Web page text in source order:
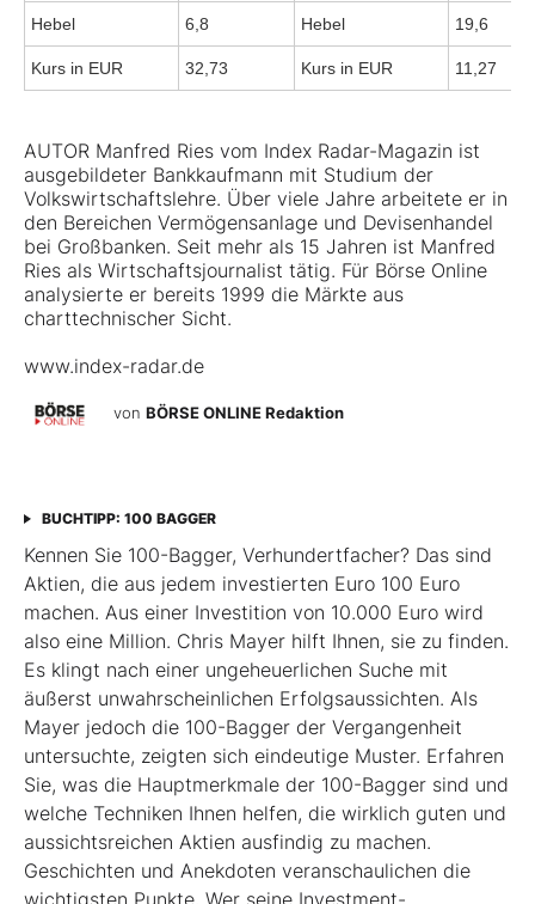
Hebel 6,8 Hebel 19,6
Kurs in EUR 32,73 Kurs in EUR 11,27
AUTOR Manfred Ries vom Index Radar-Magazin ist
ausgebildeter Bankkaufmann mit Studium der
Volkswirtschaftslehre. Über viele Jahre arbeitete er in
den Bereichen Vermögensanlage und Devisenhandel
bei Großbanken. Seit mehr als 15 Jahren ist Manfred
Ries als Wirtschaftsjournalist tätig. Für Börse Online
analysierte er bereits 1999 die Märkte aus
charttechnischer Sicht.
www.index-radar.de
von BÖRSE ONLINE Redaktion
BUCHTIPP: 100 BAGGER
Kennen Sie 100-Bagger, Verhundertfacher? Das sind
Aktien, die aus jedem investierten Euro 100 Euro
machen. Aus einer Investition von 10.000 Euro wird
also eine Million. Chris Mayer hilft Ihnen, sie zu finden.
Es klingt nach einer ungeheuerlichen Suche mit
äußerst unwahrscheinlichen Erfolgsaussichten. Als
Mayer jedoch die 100-Bagger der Vergangenheit
untersuchte, zeigten sich eindeutige Muster. Erfahren
Sie, was die Hauptmerkmale der 100-Bagger sind und
welche Techniken Ihnen helfen, die wirklich guten und
aussichtsreichen Aktien ausfindig zu machen.
Geschichten und Anekdoten veranschaulichen die